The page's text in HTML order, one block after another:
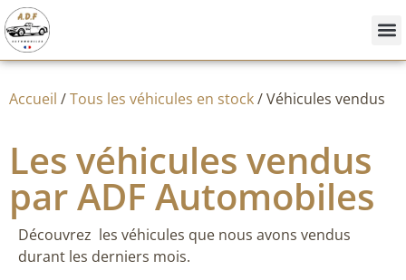
Accueil /Tous les véhicules en stock/ Véhicules vendus
Les véhicules vendus
par ADF Automobiles
Découvrez les véhicules que nous avons vendus
durant les derniers mois.